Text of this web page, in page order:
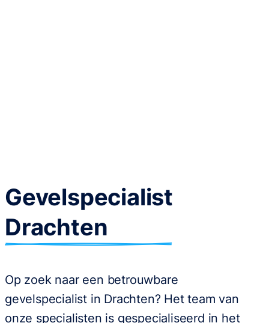
Gevelspecialist
Drachten
Op zoek naar een betrouwbare
gevelspecialist in Drachten? Het team van
onze specialisten is gespecialiseerd in het